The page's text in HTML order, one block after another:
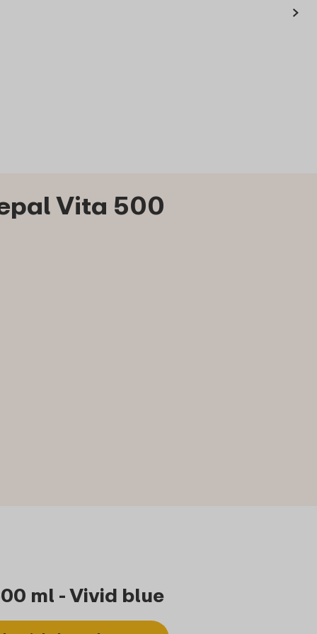
›
Vita 500
ml - Vivid blue